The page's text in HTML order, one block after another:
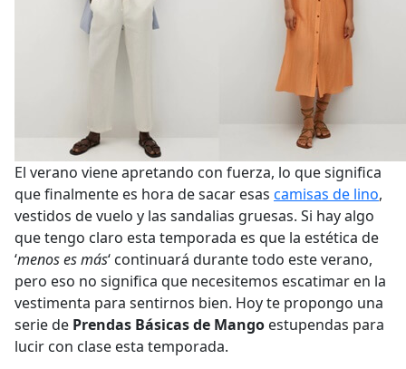
El verano viene apretando con fuerza, lo que significa
que finalmente es hora de sacar esas camisas de lino,
vestidos de vuelo y las sandalias gruesas. Si hay algo
que tengo claro esta temporada es que la estética de
‘menos es más‘ continuará durante todo este verano,
pero eso no significa que necesitemos escatimar en la
vestimenta para sentirnos bien. Hoy te propongo una
serie de Prendas Básicas de Mango estupendas para
lucir con clase esta temporada.